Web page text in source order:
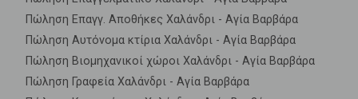
Πώληση Επαγγ. Αποθήκες Χαλάνδρι - Αγία Βαρβάρα
Πώληση Αυτόνομα κτίρια Χαλάνδρι - Αγία Βαρβάρα
Πώληση Βιομηχανικοί χώροι Χαλάνδρι - Αγία Βαρβάρα
Πώληση Γραφεία Χαλάνδρι - Αγία Βαρβάρα